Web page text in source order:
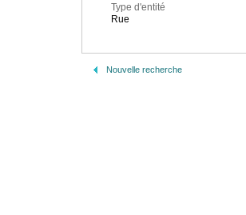
Type d'entité
Rue
Nouvelle recherche